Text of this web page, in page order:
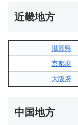
近畿地方
滋賀県
京都府
大阪府
中国地方